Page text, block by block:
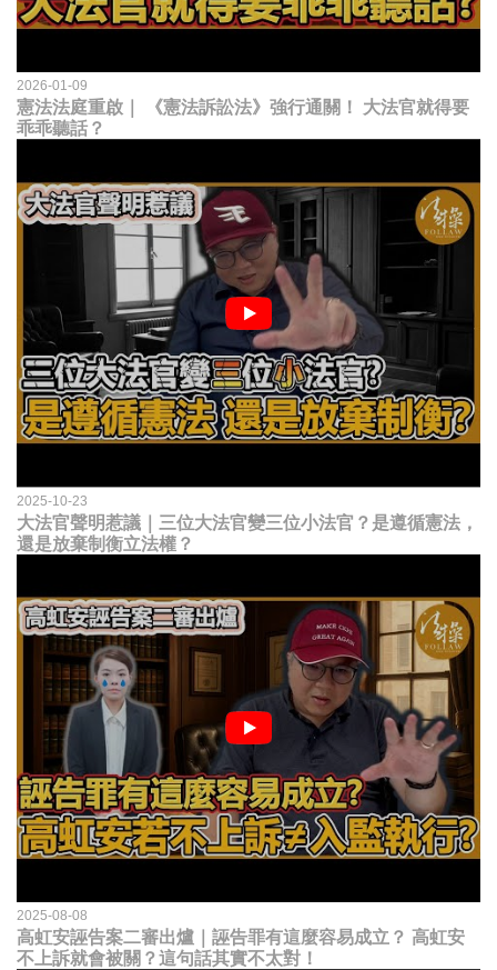
2026-01-09
憲法法庭重啟｜ 《憲法訴訟法》強行通關！ 大法官就得要
乖乖聽話？
2025-10-23
大法官聲明惹議｜三位大法官變三位小法官？是遵循憲法，
還是放棄制衡立法權？
2025-08-08
高虹安誣告案二審出爐｜誣告罪有這麼容易成立？ 高虹安
不上訴就會被關？這句話其實不太對！